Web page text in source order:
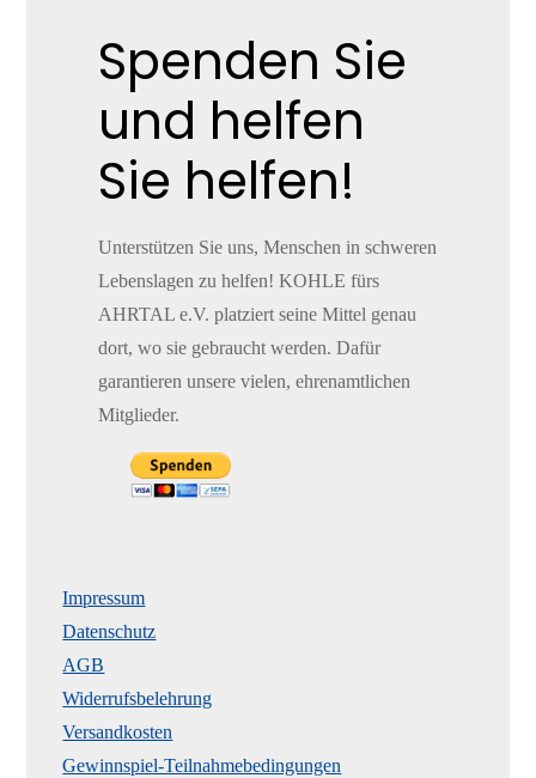
Spenden Sie
und helfen
Sie helfen!
Unterstützen Sie uns, Menschen in schweren
Lebenslagen zu helfen! KOHLE fürs
AHRTAL e.V. platziert seine Mittel genau
dort, wo sie gebraucht werden. Dafür
garantieren unsere vielen, ehrenamtlichen
Mitglieder.
Impressum
Datenschutz
AGB
Widerrufsbelehrung
Versandkosten
Gewinnspiel-Teilnahmebedingungen